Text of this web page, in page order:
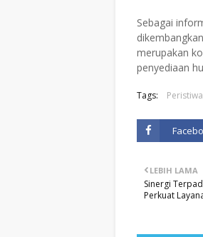
​Sebagai
merupakan
penyediaan
Tags: Peristiwa
LEBIH LAMA
Sinergi
Perkuat